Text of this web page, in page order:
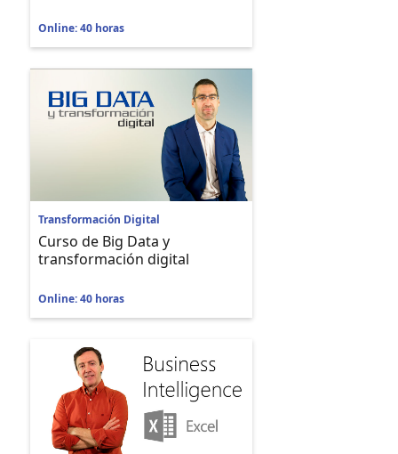
Online: 40 horas
Transformación Digital
Curso de Big Data y
transformación digital
Online: 40 horas